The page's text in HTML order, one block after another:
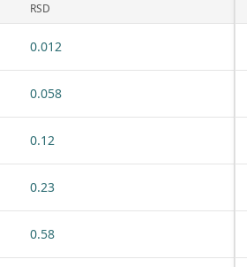
RSD
0.012
0.058
0.12
0.23
0.58